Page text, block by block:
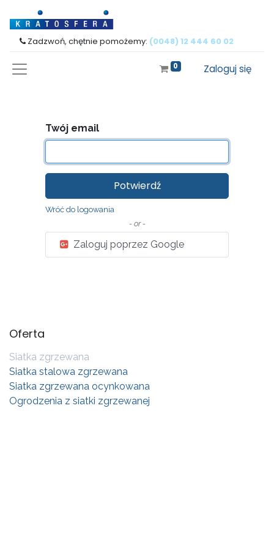
Zadzwoń, chętnie pomożemy: (0048) 12 444 60 02
0 Zaloguj się
Twój email
Potwierdź
Wróć do logowania
- or -
Zaloguj poprzez Google
Oferta
Siatka zgrzewana
Siatka stalowa zgrzewana
Siatka zgrzewana ocynkowana
Ogrodzenia z siatki zgrzewanej